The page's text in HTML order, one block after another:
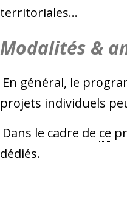
territoriales…
Modalités &
En général, le
projets individuels
Dans le cadre de ce
dédiés.